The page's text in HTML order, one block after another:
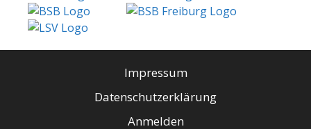
Impressum
Datenschutzerklärung
Anmelden